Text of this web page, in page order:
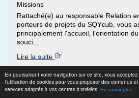
En poursuivant votre navigation sur ce site, vous acceptez
l'utilisation de cookies pour vous proposer des contenus et
services adaptés à vos centres d'intérêts. En savoir plus
Missions
Rattaché(e) au responsable Relation
porteurs de projets du SQYcub, vous
principalement l'accueil, l'orientation
souci...
Lire la suite
Site :http://www.saint-quentin-en-
Ressources humaines :